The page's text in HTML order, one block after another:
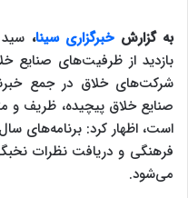
به گزارشخبرگزاری سینا،
بازدید از ظرفیت‌های
شرکت‌های خلاق در جمع
صنایع خلاق پیچیده، ظریف و
فرهنگی و دریافت نظرات
می‌شود.